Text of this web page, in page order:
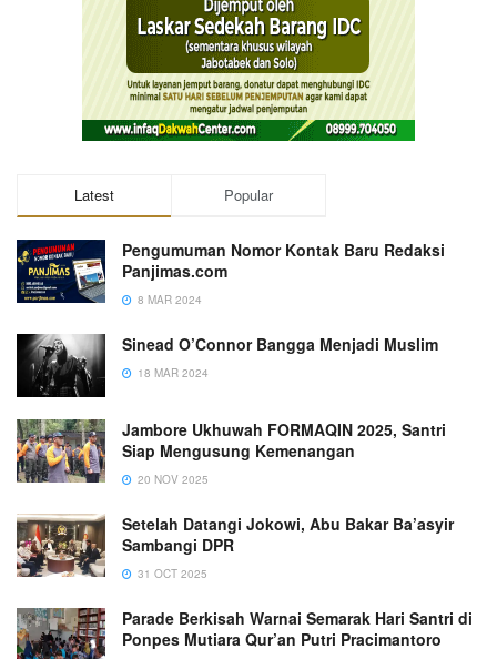
Latest Popular
Pengumuman Nomor Kontak Baru Redaksi
Panjimas.com
8 MAR 2024
Sinead O’Connor Bangga Menjadi Muslim
18 MAR 2024
Jambore Ukhuwah FORMAQIN 2025, Santri
Siap Mengusung Kemenangan
20 NOV 2025
Setelah Datangi Jokowi, Abu Bakar Ba’asyir
Sambangi DPR
31 OCT 2025
Parade Berkisah Warnai Semarak Hari Santri di
Ponpes Mutiara Qur’an Putri Pracimantoro